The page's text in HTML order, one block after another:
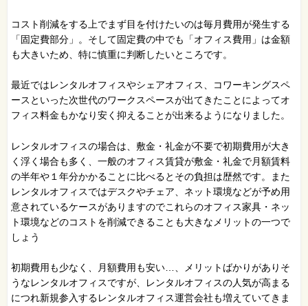
コスト削減をする上でまず目を付けたいのは毎月費用が発生する
「固定費部分」。そして固定費の中でも「オフィス費用」は金額
も大きいため、特に慎重に判断したいところです。
最近ではレンタルオフィスやシェアオフィス、コワーキングスペ
ースといった次世代のワークスペースが出てきたことによってオ
フィス料金もかなり安く抑えることが出来るようになりました。
レンタルオフィスの場合は、敷金・礼金が不要で初期費用が大き
く浮く場合も多く、一般のオフィス賃貸が敷金・礼金で月額賃料
の半年や１年分かかることに比べるとその負担は歴然です。また
レンタルオフィスではデスクやチェア、ネット環境などが予め用
意されているケースがありますのでこれらのオフィス家具・ネッ
ト環境などのコストを削減できることも大きなメリットの一つで
しょう
初期費用も少なく、月額費用も安い…、メリットばかりがありそ
うなレンタルオフィスですが、レンタルオフィスの人気が高まる
につれ新規参入するレンタルオフィス運営会社も増えていてきま